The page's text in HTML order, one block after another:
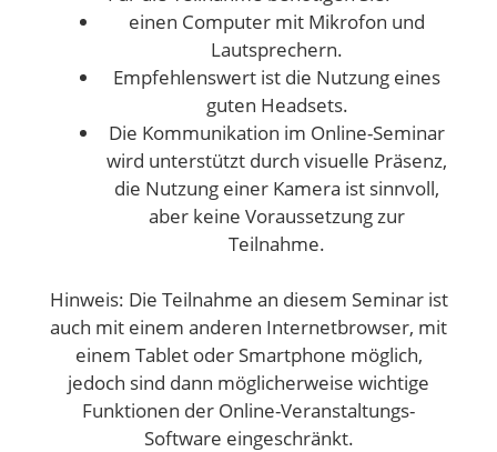
einen Computer mit Mikrofon und
Lautsprechern.
Empfehlenswert ist die Nutzung eines
guten Headsets.
Die Kommunikation im Online-Seminar
wird unterstützt durch visuelle Präsenz,
die Nutzung einer Kamera ist sinnvoll,
aber keine Voraussetzung zur
Teilnahme.
Hinweis: Die Teilnahme an diesem Seminar ist
auch mit einem anderen Internetbrowser, mit
einem Tablet oder Smartphone möglich,
jedoch sind dann möglicherweise wichtige
Funktionen der Online-Veranstaltungs-
Software eingeschränkt.